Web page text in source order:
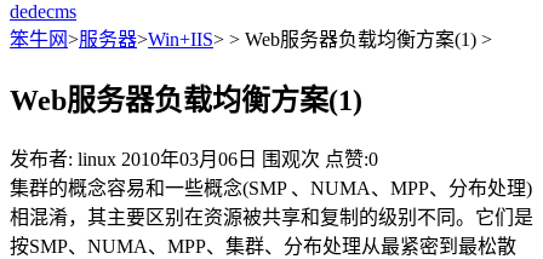
dedecms
笨牛网>服务器>Win+IIS> > Web服务器负载均衡方案(1) >
Web服务器负载均衡方案(1)
发布者: linux 2010年03月06日 围观次 点赞:0
集群的概念容易和一些概念(SMP 、NUMA、MPP、分布处理)
相混淆，其主要区别在资源被共享和复制的级别不同。它们是
按SMP、NUMA、MPP、集群、分布处理从最紧密到最松散